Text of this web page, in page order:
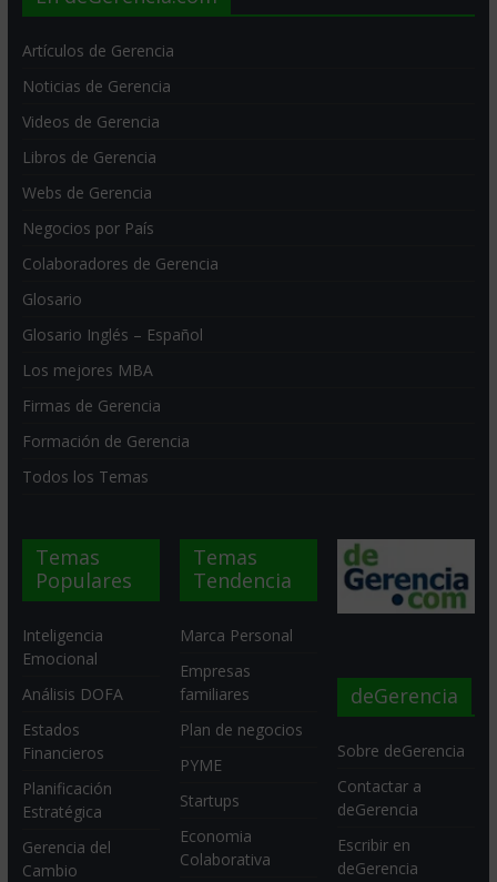
Artículos de Gerencia
Noticias de Gerencia
Videos de Gerencia
Libros de Gerencia
Webs de Gerencia
Negocios por País
Colaboradores de Gerencia
Glosario
Glosario Inglés – Español
Los mejores MBA
Firmas de Gerencia
Formación de Gerencia
Todos los Temas
Temas
Populares
Inteligencia
Emocional
Análisis DOFA
Estados
Financieros
Planificación
Estratégica
Gerencia del
Cambio
Temas
Tendencia
Marca Personal
Empresas
familiares
Plan de negocios
PYME
Startups
Economia
Colaborativa
deGerencia
Sobre deGerencia
Contactar a
deGerencia
Escribir en
deGerencia